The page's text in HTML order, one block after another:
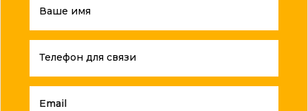
Ваше имя
Телефон для связи
Email